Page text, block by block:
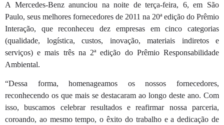
A Mercedes-Benz anunciou na noite de terça-feira, 6, em São
Paulo, seus melhores fornecedores de 2011 na 20ª edição do Prêmio
Interação, que reconheceu dez empresas em cinco categorias
(qualidade, logística, custos, inovação, materiais indiretos e
serviços) e mais três na 2ª edição do Prêmio Responsabilidade
Ambiental.
“Dessa forma, homenageamos os nossos fornecedores,
reconhecendo os que mais se destacaram ao longo deste ano. Com
isso, buscamos celebrar resultados e reafirmar nossa parceria,
coroando, ao mesmo tempo, o êxito do trabalho e a dedicação de